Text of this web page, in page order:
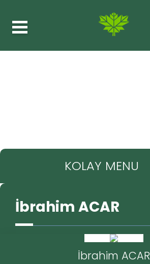
KOLAY MENU
İbrahim ACAR
İbrahim ACAR